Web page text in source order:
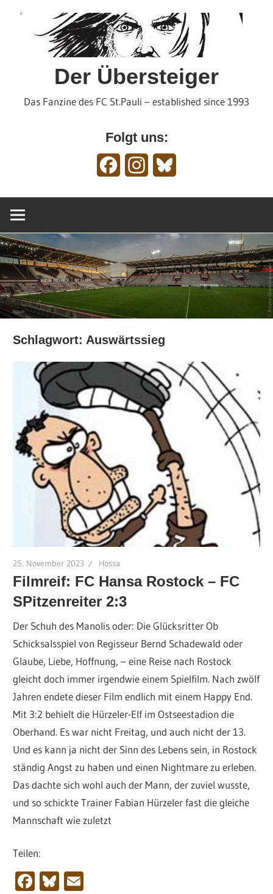
Der Übersteiger
Das Fanzine des FC St.Pauli – established since 1993
Folgt uns:
FacebookInstagram
Schlagwort:Auswärtssieg
25. November 2023 Hossa
Filmreif: FC Hansa Rostock – FC
SPitzenreiter 2:3
Der Schuh des Manolis oder: Die Glücksritter Ob
Schicksalsspiel von Regisseur Bernd Schadewald oder
Glaube, Liebe, Hoffnung, – eine Reise nach Rostock
gleicht doch immer irgendwie einem Spielfilm. Nach zwölf
Jahren endete dieser Film endlich mit einem Happy End.
Mit 3:2 behielt die Hürzeler-Elf im Ostseestadion die
Oberhand. Es war nicht Freitag, und auch nicht der 13.
Und es kann ja nicht der Sinn des Lebens sein, in Rostock
ständig Angst zu haben und einen Nightmare zu erleben.
Das dachte sich wohl auch der Mann, der zuviel wusste,
und so schickte Trainer Fabian Hürzeler fast die gleiche
Mannschaft wie zuletzt
Teilen:
Facebook
Bluesky